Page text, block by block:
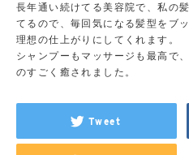
長年通い続けてる美容院で、私の
てるので、毎回気になる髪型をブ
理想の仕上がりにしてくれます。
シャンプーもマッサージも最高で
のすごく癒されました。
Tweet